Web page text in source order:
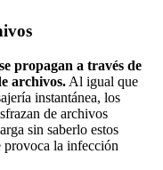
se propagan a través de
archivos. Al igual que
instantánea, los
de archivos
sin saberlo estos
provoca la infección